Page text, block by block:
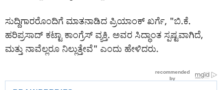
ಸುದ್ದಿಗಾರರೊಂದಿಗೆ ಮಾತನಾಡಿದ ಪ್ರಿಯಾಂಕ್ ಖರ್ಗೆ, "ಬಿ.ಕೆ.
ಹರಿಪ್ರಸಾದ್ ಕಟ್ಟಾ ಕಾಂಗ್ರೆಸ್ ವ್ಯಕ್ತಿ. ಅವರ ಸಿದ್ಧಾಂತ ಸ್ಪಷ್ಟವಾಗಿದೆ,
ಮತ್ತು ನಾವೆಲ್ಲರೂ ನಿಲ್ಲುತ್ತೇವೆ" ಎಂದು ಹೇಳಿದರು.